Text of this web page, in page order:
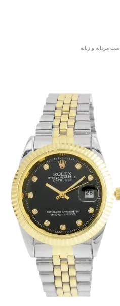
ست مردانه و زنانه